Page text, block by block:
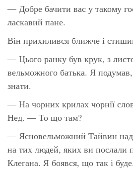
— Добре бачити вас у такому
ласкавий пане.
Він прихилився ближче і
— Цього ранку був крук, з
вельможного батька. Я
знати.
— На чорних крилах чорнїї
Нед. — То що там?
— Ясновельможний Тайвин
на тих людей, яких ви послали
Клегана. Я боявся, що так і